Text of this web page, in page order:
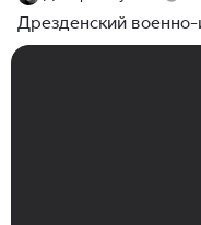
Дрезденский